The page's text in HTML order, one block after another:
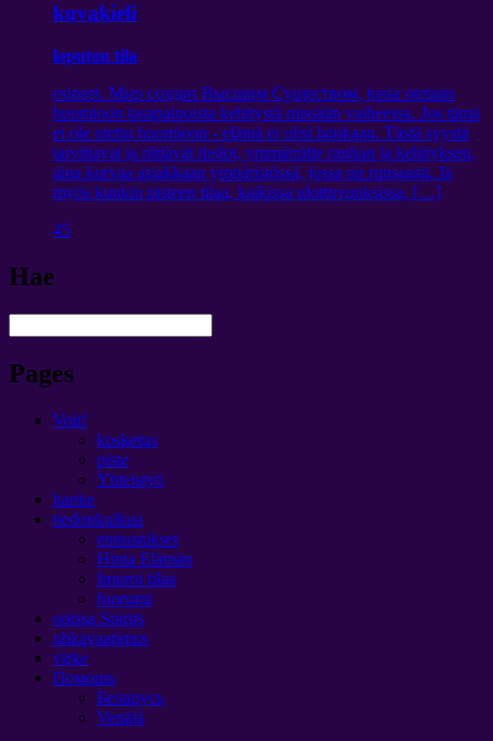
kuvakieli
loputon tila
esineet. Мир создан Высшим Существом, jossa otetaan
huomioon tasapainoista kehitystä missään vaiheessa. Jos tämä
ei ole otettu huomioon - elämä ei olisi lainkaan. Tästä syystä
tarvittavat ja riittävät tiedot, ymmärrätte rauhan ja kehityksen,
aina korvaa asiakkaan ympäristössä, jossa on runsaasti. Ja
myös kunkin pisteen tilaa, kaikissa ulottuvuuksissa, […]
45
Hae
Pages
Voit!
kosketus
piste
Yhteistyö
hanke
tiedonkulkua
ennustukset
Hinta Elämän
Imuroi tilaa
foorumi
opissa Spirits
uhkavaatimus
virke
Помощь
Беларусь
Venäjä